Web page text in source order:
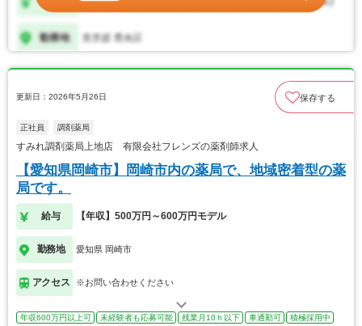
更新日：2026年5月26日 保存する
正社員 調剤薬局
すみれ調剤薬局上地店 有限会社フレンズの薬剤師求人
【愛知県岡崎市】岡崎市内の薬局で、地域密着型の薬
局です。
給与 【年収】500万円～600万円モデル
勤務地 愛知県 岡崎市
アクセス ※お問い合わせください
年収600万円以上可 未経験者も応募可能 残業月10ｈ以下 車通勤可
積極採用中